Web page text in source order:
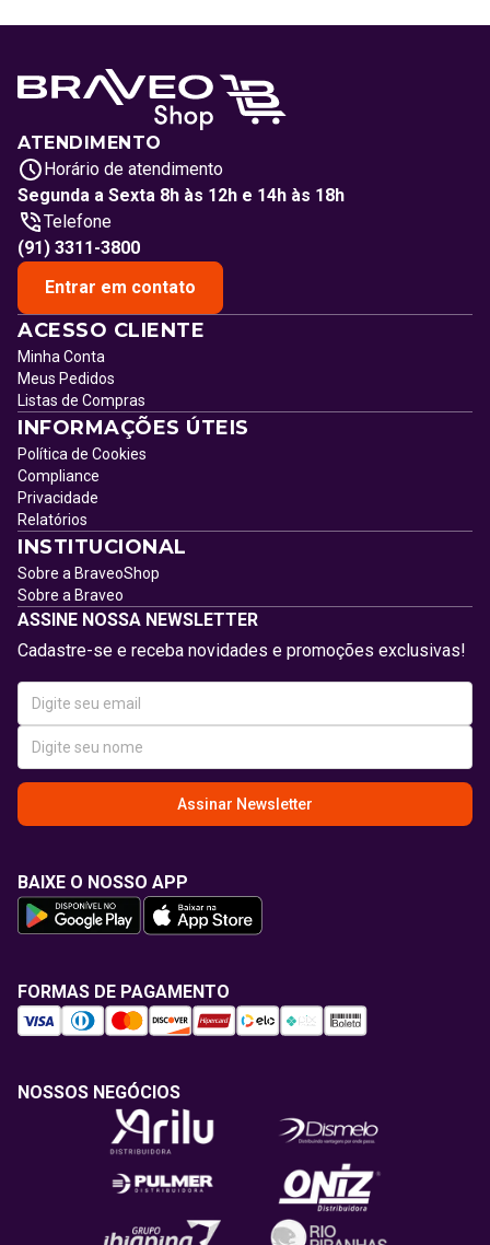
ATENDIMENTO
Horário de atendimento
Segunda a Sexta 8h às 12h e 14h às 18h
Telefone
(91) 3311-3800
Entrar em contato
ACESSO CLIENTE
Minha Conta
Meus Pedidos
Listas de Compras
INFORMAÇÕES ÚTEIS
Política de Cookies
Compliance
Privacidade
Relatórios
INSTITUCIONAL
Sobre a BraveoShop
Sobre a Braveo
ASSINE NOSSA NEWSLETTER
Cadastre-se e receba novidades e promoções exclusivas!
Assinar Newsletter
BAIXE O NOSSO APP
FORMAS DE PAGAMENTO
NOSSOS NEGÓCIOS